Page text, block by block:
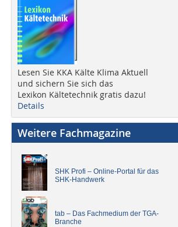
Lesen Sie KKA Kälte Klima Aktuell
und sichern Sie sich das
Lexikon Kältetechnik gratis dazu!
Details
Weitere Fachmagazine
SHK Profi – Online-Portal für das
SHK-Handwerk
tab – Das Fachmedium der TGA-
Branche